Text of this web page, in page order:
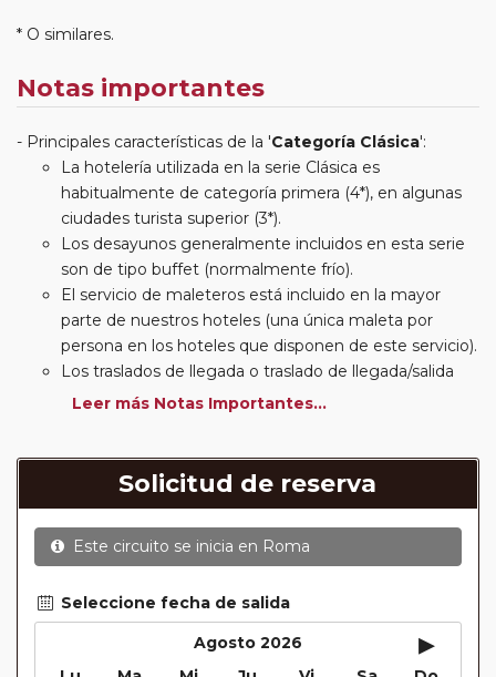
* O similares.
Notas importantes
Principales características de la 'Categoría Clásica':
La hotelería utilizada en la serie Clásica es
habitualmente de categoría primera (4*), en algunas
ciudades turista superior (3*).
Los desayunos generalmente incluidos en esta serie
son de tipo buffet (normalmente frío).
El servicio de maleteros está incluido en la mayor
parte de nuestros hoteles (una única maleta por
persona en los hoteles que disponen de este servicio).
Los traslados de llegada o traslado de llegada/salida
estarán incluidos según itinerario.
suplemento de media pensión (incluirá un número de
almuerzos o cenas señalado en su itinerario).
En muchos itinerarios le incluimos algunas cenas. En
circuitos clásicos Europeos normalmente las entradas
mientras que en viajes regionales y otros viajes
incluimos muchas de las entradas. En todos los
circuitos incluimos visitas con guías locales en las
Leer más Notas Importantes...
Solicitud de reserva
Este circuito se inicia en Roma
Seleccione fecha de salida
Agosto 2026
▸